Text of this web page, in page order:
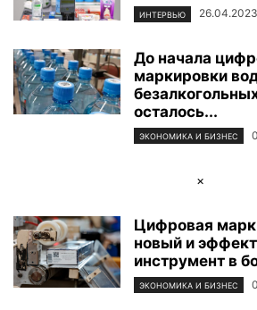
ИНТЕРВЬЮ 26.04.2023
До начала
маркировки
осталось...
ЭКОНОМИКА И БИЗНЕС
×
Цифровая
новый и
инструмент в
ЭКОНОМИКА И БИЗНЕС